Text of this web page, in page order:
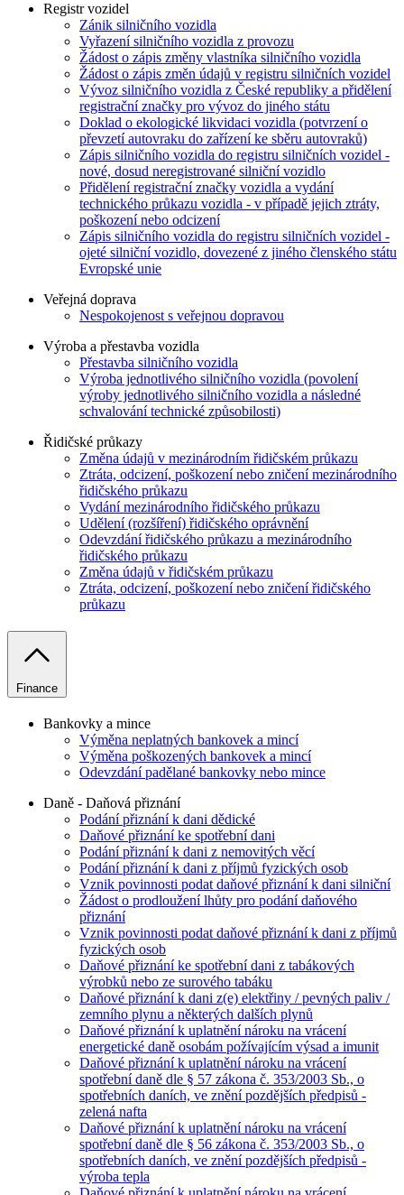
Registr vozidel
Zánik silničního vozidla
Vyřazení silničního vozidla z provozu
Žádost o zápis změny vlastníka silničního vozidla
Žádost o zápis změn údajů v registru silničních vozidel
Vývoz silničního vozidla z České republiky a přidělení
registrační značky pro vývoz do jiného státu
Doklad o ekologické likvidaci vozidla (potvrzení o
převzetí autovraku do zařízení ke sběru autovraků)
Zápis silničního vozidla do registru silničních vozidel -
nové, dosud neregistrované silniční vozidlo
Přidělení registrační značky vozidla a vydání
technického průkazu vozidla - v případě jejich ztráty,
poškození nebo odcizení
Zápis silničního vozidla do registru silničních vozidel -
ojeté silniční vozidlo, dovezené z jiného členského státu
Evropské unie
Veřejná doprava
Nespokojenost s veřejnou dopravou
Výroba a přestavba vozidla
Přestavba silničního vozidla
Výroba jednotlivého silničního vozidla (povolení
výroby jednotlivého silničního vozidla a následné
schvalování technické způsobilosti)
Řidičské průkazy
Změna údajů v mezinárodním řidičském průkazu
Ztráta, odcizení, poškození nebo zničení mezinárodního
řidičského průkazu
Vydání mezinárodního řidičského průkazu
Udělení (rozšíření) řidičského oprávnění
Odevzdání řidičského průkazu a mezinárodního
řidičského průkazu
Změna údajů v řidičském průkazu
Ztráta, odcizení, poškození nebo zničení řidičského
průkazu
Finance
Bankovky a mince
Výměna neplatných bankovek a mincí
Výměna poškozených bankovek a mincí
Odevzdání padělané bankovky nebo mince
Daně - Daňová přiznání
Podání přiznání k dani dědické
Daňové přiznání ke spotřební dani
Podání přiznání k dani z nemovitých věcí
Podání přiznání k dani z příjmů fyzických osob
Vznik povinnosti podat daňové přiznání k dani silniční
Žádost o prodloužení lhůty pro podání daňového
přiznání
Vznik povinnosti podat daňové přiznání k dani z příjmů
fyzických osob
Daňové přiznání ke spotřební dani z tabákových
výrobků nebo ze surového tabáku
Daňové přiznání k dani z(e) elektřiny / pevných paliv /
zemního plynu a některých dalších plynů
Daňové přiznání k uplatnění nároku na vrácení
energetické daně osobám požívajícím výsad a imunit
Daňové přiznání k uplatnění nároku na vrácení
spotřební daně dle § 57 zákona č. 353/2003 Sb., o
spotřebních daních, ve znění pozdějších předpisů -
zelená nafta
Daňové přiznání k uplatnění nároku na vrácení
spotřební daně dle § 56 zákona č. 353/2003 Sb., o
spotřebních daních, ve znění pozdějších předpisů -
výroba tepla